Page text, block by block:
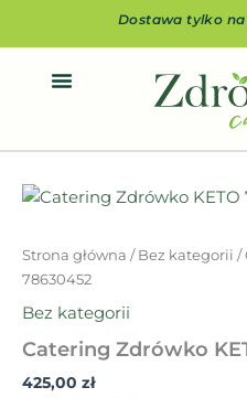
Dostawa tylko na
Strona główna /Bez kategorii /
78630452
Bez kategorii
Catering Zdrówko
425,00 zł
ilość
KETO
78630452